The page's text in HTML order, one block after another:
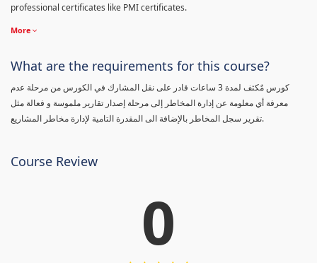
professional certificates like PMI certificates.
More
What are the requirements for this course?
كورس مٌكثف لمدة 3 ساعات قادر على نقل المشارك في الكورس من مرحلة عدم
معرفة أي معلومة عن إدارة المخاطر إلى مرحلة إصدار تقارير ملموسة و فعالة مثل
تقرير سجل المخاطر بالإضافة الى المقدرة التامية لإدارة مخاطر المشاريع.
Course Review
0